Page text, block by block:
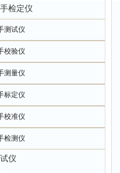
检定仪
测试仪
校验仪
测量仪
标定仪
校准仪
检测仪
仪